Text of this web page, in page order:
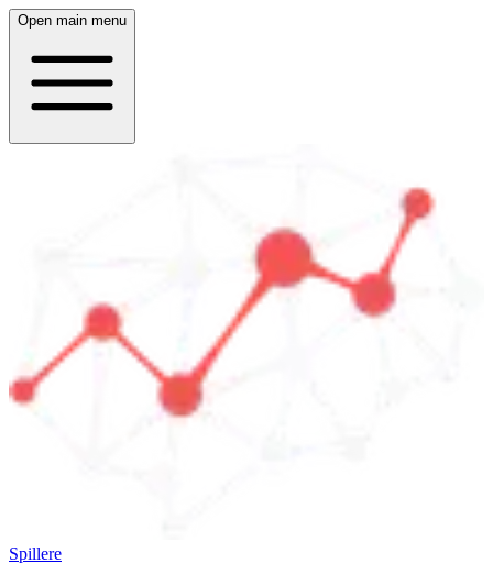
Open main menu
Spillere